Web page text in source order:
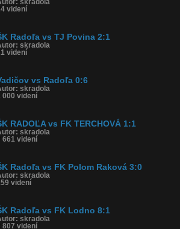
skradola
videní
Radoľa vs TJ Povina 2:1
skradola
videní
vs Radoľa 0:6
skradola
000 videní
RADOĽA vs FK TERCHOVÁ 1:1
skradola
661 videní
Radoľa vs FK Polom Raková 3:0
skradola
videní
Radoľa vs FK Lodno 8:1
skradola
807 videní